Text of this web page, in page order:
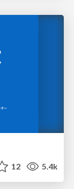
12 5.4k